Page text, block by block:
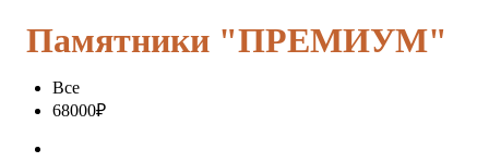
Памятники "ПРЕМИУМ"
Все
68000₽